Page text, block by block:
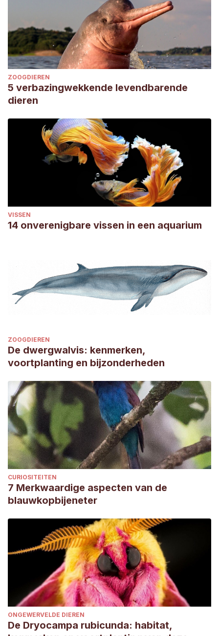
ZOOGDIEREN
5 verbazingwekkende levendbarende
dieren
VISSEN
14 onverenigbare vissen in een aquarium
ZOOGDIEREN
De dwergwalvis: kenmerken,
voortplanting en bijzonderheden
CURIOSITEITEN
7 Merkwaardige aspecten van de
blauwkopbijeneter
ONGEWERVELDE DIEREN
De Dryocampa rubicunda: habitat,